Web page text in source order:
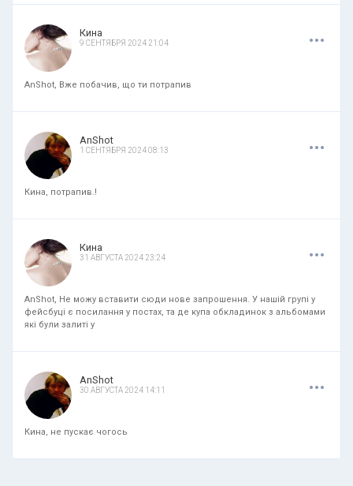
Кина
9 СЕНТЯБРЯ 2024 21:04 ...
AnShot, Вже побачив, що ти потрапив
AnShot
1 СЕНТЯБРЯ 2024 08:13 ...
Кина, потрапив.!
Кина
31 АВГУСТА 2024 23:24 ...
AnShot, Не можу вставити сюди нове запрошення. У нашій групі у
фейсбуці є посилання у постах, та де купа обкладинок з альбомами
які були залиті у
AnShot
30 АВГУСТА 2024 14:11 ...
Кина, не пускає чогось